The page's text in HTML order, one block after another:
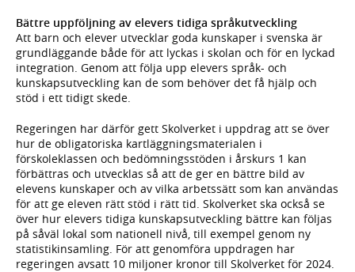
Bättre uppföljning av elevers tidiga språkutveckling
Att barn och elever utvecklar goda kunskaper i svenska är
grundläggande både för att lyckas i skolan och för en lyckad
integration. Genom att följa upp elevers språk- och
kunskapsutveckling kan de som behöver det få hjälp och
stöd i ett tidigt skede.
Regeringen har därför gett Skolverket i uppdrag att se över
hur de obligatoriska kartläggningsmaterialen i
förskoleklassen och bedömningsstöden i årskurs 1 kan
förbättras och utvecklas så att de ger en bättre bild av
elevens kunskaper och av vilka arbetssätt som kan användas
för att ge eleven rätt stöd i rätt tid. Skolverket ska också se
över hur elevers tidiga kunskapsutveckling bättre kan följas
på såväl lokal som nationell nivå, till exempel genom ny
statistikinsamling. För att genomföra uppdragen har
regeringen avsatt 10 miljoner kronor till Skolverket för 2024.